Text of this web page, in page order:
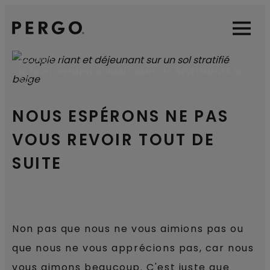
OpenOpen
NOUS ESPÉRONS NE PAS
VOUS REVOIR TOUT DE
SUITE
ACCUEIL
SOL
Non pas que nous ne vous aimions pas ou
que nous ne vous apprécions pas, car nous